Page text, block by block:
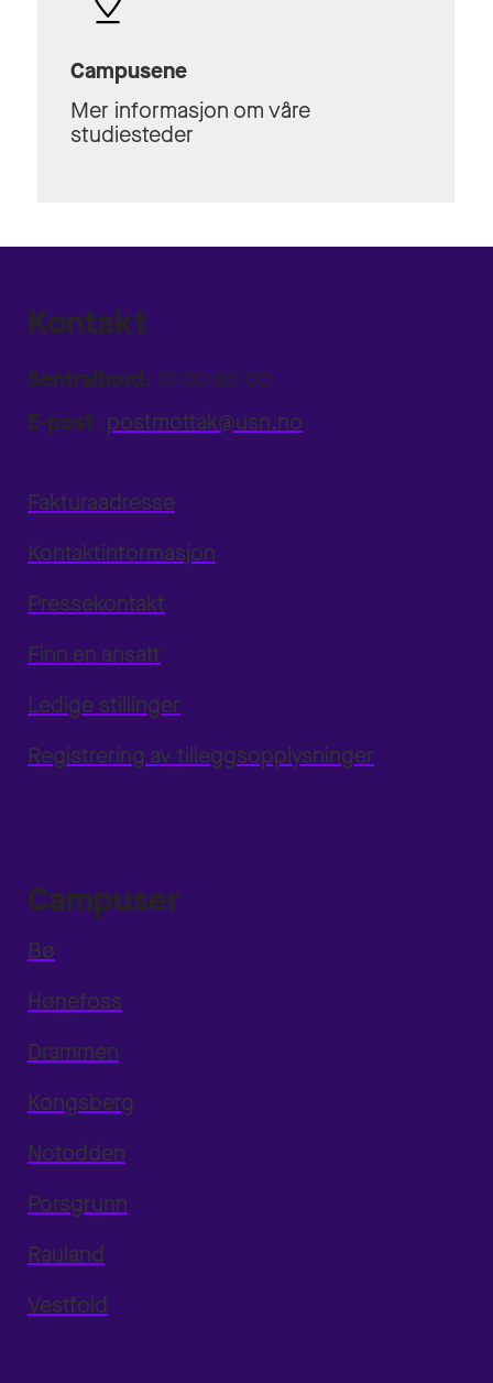
Campusene
Mer informasjon om våre
studiesteder
Kontakt
Sentralbord: 31 00 80 00
E-post: postmottak@usn.no
Fakturaadresse
Kontaktinformasjon
Pressekontakt
Finn en ansatt
Ledige stillinger
Registrering av tilleggsopplysninger
Campuser
Bø
Hønefoss
Drammen
Kongsberg
Notodden
Porsgrunn
Rauland
Vestfold